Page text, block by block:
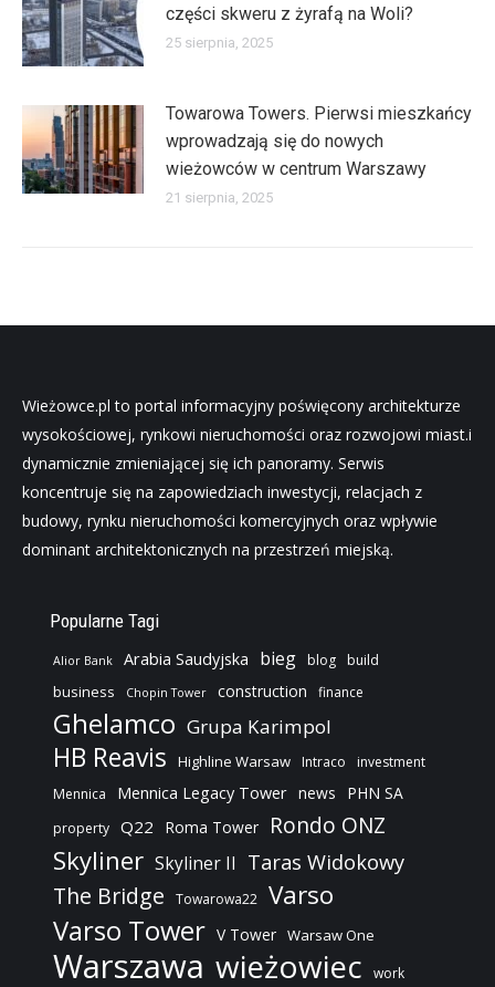
części skweru z żyrafą na Woli?
25 sierpnia, 2025
Towarowa Towers. Pierwsi mieszkańcy
wprowadzają się do nowych
wieżowców w centrum Warszawy
21 sierpnia, 2025
Wieżowce.pl to portal informacyjny poświęcony architekturze
wysokościowej, rynkowi nieruchomości oraz rozwojowi miast.i
dynamicznie zmieniającej się ich panoramy. Serwis
koncentruje się na zapowiedziach inwestycji, relacjach z
budowy, rynku nieruchomości komercyjnych oraz wpływie
dominant architektonicznych na przestrzeń miejską.
Popularne Tagi
Alior Bank Arabia Saudyjska bieg blog build
business Chopin Tower construction finance
Ghelamco Grupa Karimpol
HB Reavis Highline Warsaw Intraco
investment
Mennica
Mennica Legacy Tower news PHN SA
property Q22 Roma Tower Rondo ONZ
Skyliner Skyliner II Taras Widokowy
The Bridge Towarowa22 Varso
Varso Tower V Tower Warsaw One
Warszawa wieżowiec work